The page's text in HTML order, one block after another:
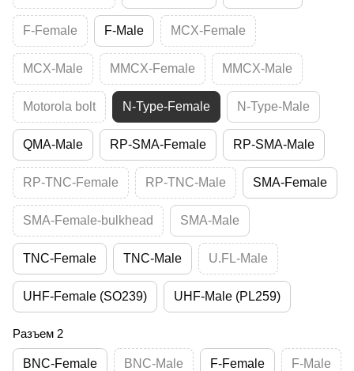
F-Female F-Male MCX-Female
MCX-Male MMCX-Female MMCX-Male
Motorola bolt N-Type-Female N-Type-Male
QMA-Male RP-SMA-Female RP-SMA-Male
RP-TNC-Female RP-TNC-Male SMA-Female
SMA-Female-bulkhead SMA-Male
TNC-Female TNC-Male U.FL-Male
UHF-Female (SO239) UHF-Male (PL259)
Разъем 2
BNC-Female BNC-Male F-Female F-Male